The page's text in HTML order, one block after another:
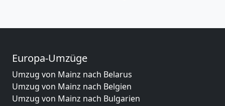
Europa-Umzüge
Umzug von Mainz nach Belarus
Umzug von Mainz nach Belgien
Umzug von Mainz nach Bulgarien